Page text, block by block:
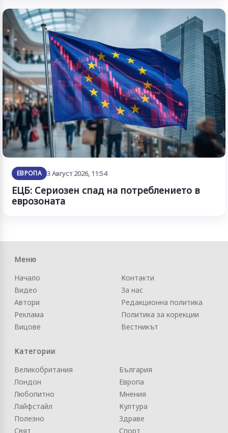
ЕВРОПА 3 Август 2026, 11:54
ЕЦБ: Сериозен спад на потреблението в
еврозоната
Меню
Начало
Видео
Автори
Реклама
Вицове
Контакти
За нас
Редакционна политика
Политика за корекции
Вестникът
Категории
Великобритания
Лондон
Любопитно
Лайфстайл
Полезно
Свят
България
Европа
Мнения
Култура
Здраве
Спорт